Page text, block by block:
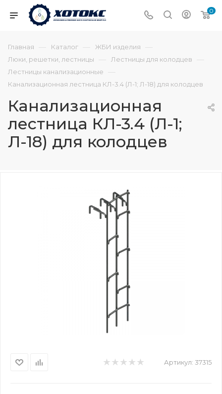
0
Главная — Каталог — ЖБИ изделия —
Люки, решетки, лестницы — Лестницы для колодцев —
Лестницы канализационные —
Канализационная лестница КЛ-3.4 (Л-1; Л-18) для колодцев
Канализационная
лестница КЛ-3.4 (Л-1;
Л-18) для колодцев
Артикул: 37315